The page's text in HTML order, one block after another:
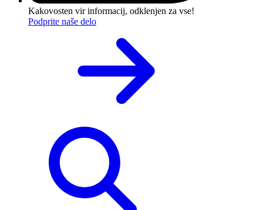
Kakovosten vir informacij, odklenjen za vse!
Podprite naše delo